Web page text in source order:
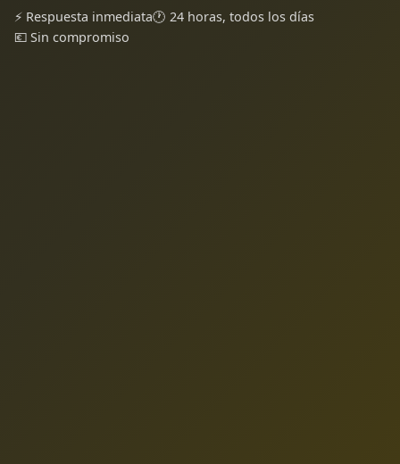
⚡ Respuesta inmediata🕐 24 horas, todos los días
💶 Sin compromiso